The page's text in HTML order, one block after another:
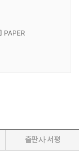
PAPER
출판사 서평